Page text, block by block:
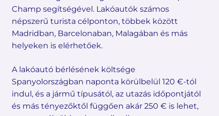
Champ segítségével. Lakóautók számos
népszerű turista célponton, többek között
Madridban, Barcelonaban, Malagában és más
helyeken is elérhetőek.
A lakóautó bérlésének költsége
Spanyolországban naponta körülbelül 120 €-tól
indul, és a jármű típusától, az utazás időpontjától
és más tényezőktől függően akár 250 € is lehet,